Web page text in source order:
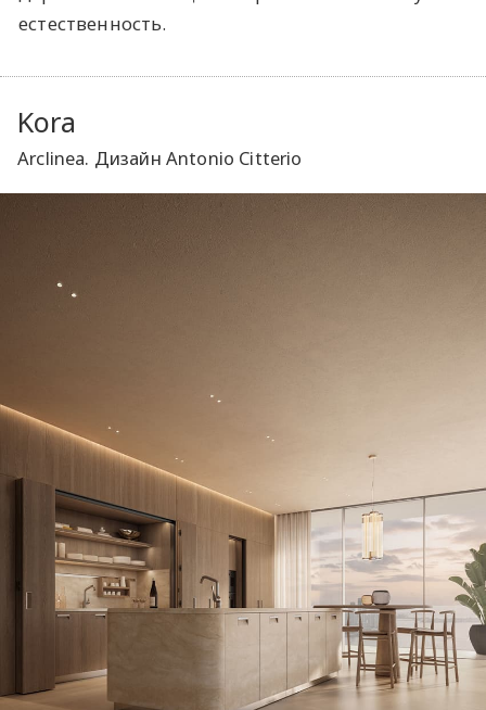
естественность.
Kora
Arclinea. Дизайн Antonio Citterio